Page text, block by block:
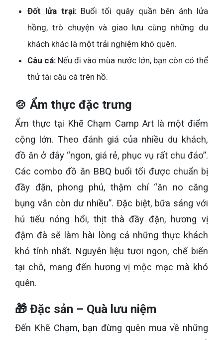
Đốt lửa trại:Buổi tối quây quần bên ánh lửa
hồng, trò chuyện và giao lưu cùng những du
khách khác là một trải nghiệm khó quên.
Câu cá: Nếu đi vào mùa nước lớn, bạn còn có thể
thử tài câu cá trên hồ.
🍲 Ẩm thực đặc trưng
Ẩm thực tại Khẽ Chạm Camp Art là một điểm
cộng lớn. Theo đánh giá của nhiều du khách,
đồ ăn ở đây “ngon, giá rẻ, phục vụ rất chu đáo”.
Các combo đồ ăn BBQ buổi tối được chuẩn bị
đầy đặn, phong phú, thậm chí “ăn no căng
bụng vẫn còn dư nhiều”. Đặc biệt, bữa sáng với
hủ tiếu nóng hổi, thịt thà đầy đặn, hương vị
đậm đà sẽ làm hài lòng cả những thực khách
khó tính nhất. Nguyên liệu tươi ngon, chế biến
tại chỗ, mang đến hương vị mộc mạc mà khó
quên.
🎁 Đặc sản – Quà lưu niệm
Đến Khẽ Chạm, bạn đừng quên mua về những